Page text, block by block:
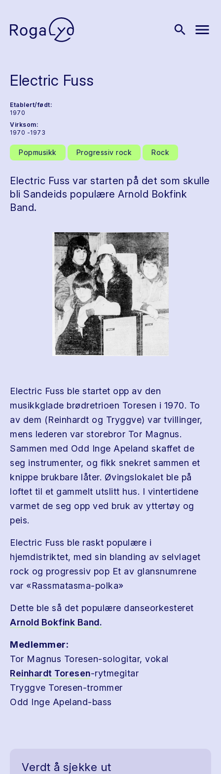
search menu
Electric Fuss
Etablert/født:
1970
Virksom:
1970 -1973
Popmusikk Progressiv rock Rock
Electric Fuss var starten på det som skulle
bli Sandeids populære Arnold Bokfink
Band.
Electric Fuss ble startet opp av den
musikkglade brødretrioen Toresen i 1970. To
av dem (Reinhardt og Tryggve) var tvillinger,
mens lederen var storebror Tor Magnus.
Sammen med Odd Inge Apeland skaffet de
seg instrumenter, og fikk snekret sammen et
knippe brukbare låter. Øvingslokalet ble på
loftet til et gammelt utslitt hus. I vintertidene
varmet de seg opp ved bruk av yttertøy og
peis.
Electric Fuss ble raskt populære i
hjemdistriktet, med sin blanding av selvlaget
rock og progressiv pop Et av glansnumrene
var «Rassmatasma-polka»
Dette ble så det populære danseorkesteret
Arnold Bokfink Band.
Medlemmer:
Tor Magnus Toresen-sologitar, vokal
Reinhardt Toresen-rytmegitar
Tryggve Toresen-trommer
Odd Inge Apeland-bass
Verdt å sjekke ut